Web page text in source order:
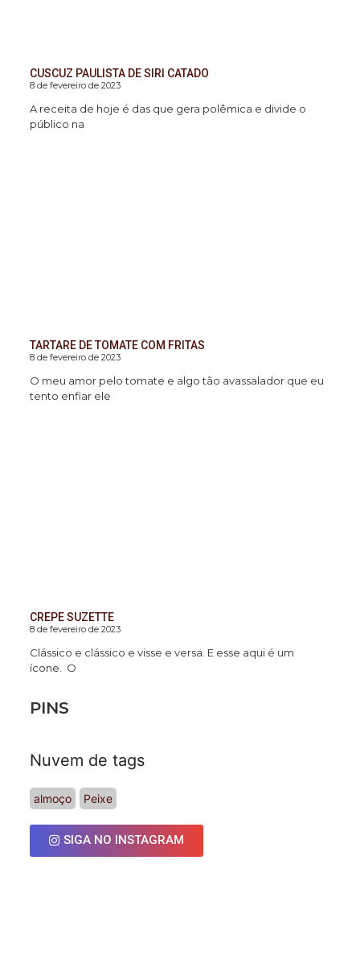
CUSCUZ PAULISTA DE SIRI CATADO
8 de fevereiro de 2023
A receita de hoje é das que gera polêmica e divide o
público na
TARTARE DE TOMATE COM FRITAS
8 de fevereiro de 2023
O meu amor pelo tomate e algo tão avassalador que eu
tento enfiar ele
CREPE SUZETTE
8 de fevereiro de 2023
Clássico e clássico e visse e versa. E esse aqui é um
ícone. O
PINS
Nuvem de tags
almoço Peixe
SIGA NO INSTAGRAM